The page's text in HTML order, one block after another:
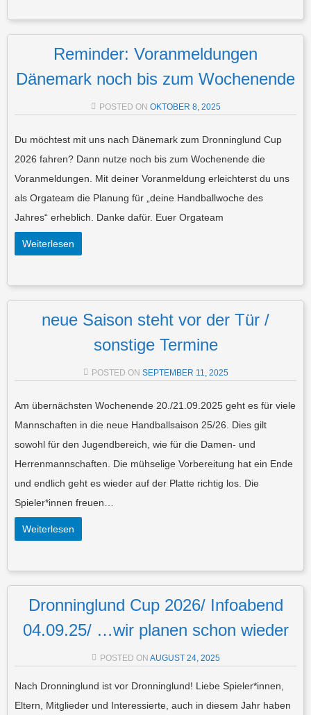
Reminder: Voranmeldungen
Dänemark noch bis zum Wochenende
POSTED ON OKTOBER 8, 2025
Du möchtest mit uns nach Dänemark zum Dronninglund Cup
2026 fahren? Dann nutze noch bis zum Wochenende die
Voranmeldungen. Mit deiner Voranmeldung erleichterst du uns
als Orgateam die Planung für „deine Handballwoche des
Jahres“ erheblich. Danke dafür. Euer Orgateam
Weiterlesen
neue Saison steht vor der Tür /
sonstige Termine
POSTED ON SEPTEMBER 11, 2025
Am übernächsten Wochenende 20./21.09.2025 geht es für viele
Mannschaften in die neue Handballsaison 25/26. Dies gilt
sowohl für den Jugendbereich, wie für die Damen- und
Herrenmannschaften. Die mühselige Vorbereitung hat ein Ende
und endlich geht es wieder auf der Platte richtig los. Die
Spieler*innen freuen…
Weiterlesen
Dronninglund Cup 2026/ Infoabend
04.09.25/ …wir planen schon wieder
POSTED ON AUGUST 24, 2025
Nach Dronninglund ist vor Dronninglund! Liebe Spieler*innen,
Eltern, Mitglieder und Interessierte, auch in diesem Jahr haben